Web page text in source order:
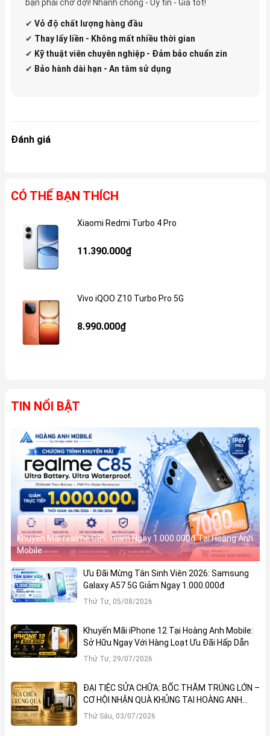
bạn phải chờ đợi! Nhanh chóng - Uy tín - Giá tốt!
✔ Vỏ độ chất lượng hàng đầu
✔ Thay lấy liền - Không mất nhiều thời gian
✔ Kỹ thuật viên chuyên nghiệp - Đảm bảo chuẩn zin
✔ Bảo hành dài hạn - An tâm sử dụng
Đánh giá
CÓ THỂ BẠN THÍCH
Xiaomi Redmi Turbo 4 Pro
11.390.000₫
Vivo iQOO Z10 Turbo Pro 5G
8.990.000₫
TIN NỔI BẬT
Khuyến Mãi realme C85: Giảm Ngay 1.000.000đ Tại Hoàng Anh
Mobile
Ưu Đãi Mừng Tân Sinh Viên 2026: Samsung
Galaxy A57 5G Giảm Ngay 1.000.000đ
Thứ Tư, 05/08/2026
Khuyến Mãi iPhone 12 Tại Hoàng Anh Mobile:
Sở Hữu Ngay Với Hàng Loạt Ưu Đãi Hấp Dẫn
Thứ Tư, 29/07/2026
ĐẠI TIỆC SỬA CHỮA: BỐC THĂM TRÚNG LỚN –
CƠ HỘI NHẬN QUÀ KHỦNG TẠI HOÀNG ANH
MOBILE
Thứ Sáu, 03/07/2026